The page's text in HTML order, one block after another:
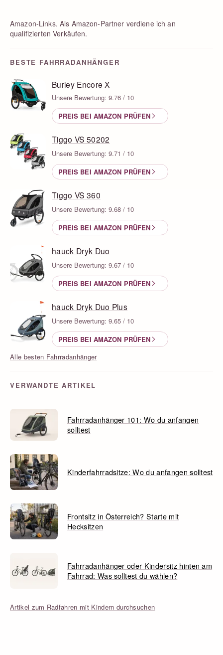
Amazon-Links. Als Amazon-Partner verdiene ich an
qualifizierten Verkäufen.
BESTE FAHRRADANHÄNGER
Burley Encore X
Unsere Bewertung: 9.76 / 10
PREIS BEI AMAZON PRÜFEN
Tiggo VS 50202
Unsere Bewertung: 9.71 / 10
PREIS BEI AMAZON PRÜFEN
Tiggo VS 360
Unsere Bewertung: 9.68 / 10
PREIS BEI AMAZON PRÜFEN
hauck Dryk Duo
Unsere Bewertung: 9.67 / 10
PREIS BEI AMAZON PRÜFEN
hauck Dryk Duo Plus
Unsere Bewertung: 9.65 / 10
PREIS BEI AMAZON PRÜFEN
Alle besten Fahrradanhänger
VERWANDTE ARTIKEL
Fahrradanhänger 101: Wo du anfangen
solltest
Kinderfahrradsitze: Wo du anfangen solltest
Frontsitz in Österreich? Starte mit
Hecksitzen
Fahrradanhänger oder Kindersitz hinten am
Fahrrad: Was solltest du wählen?
Artikel zum Radfahren mit Kindern durchsuchen